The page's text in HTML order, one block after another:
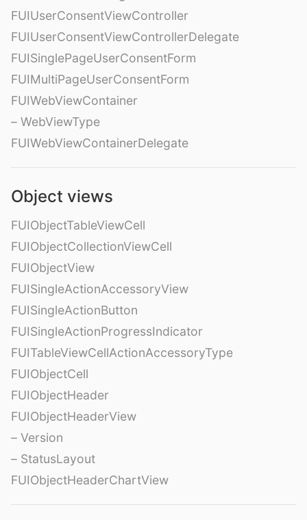
FUIUserConsentViewController
FUIUserConsentViewControllerDelegate
FUISinglePageUserConsentForm
FUIMultiPageUserConsentForm
FUIWebViewContainer
– WebViewType
FUIWebViewContainerDelegate
Object views
FUIObjectTableViewCell
FUIObjectCollectionViewCell
FUIObjectView
FUISingleActionAccessoryView
FUISingleActionButton
FUISingleActionProgressIndicator
FUITableViewCellActionAccessoryType
FUIObjectCell
FUIObjectHeader
FUIObjectHeaderView
– Version
– StatusLayout
FUIObjectHeaderChartView